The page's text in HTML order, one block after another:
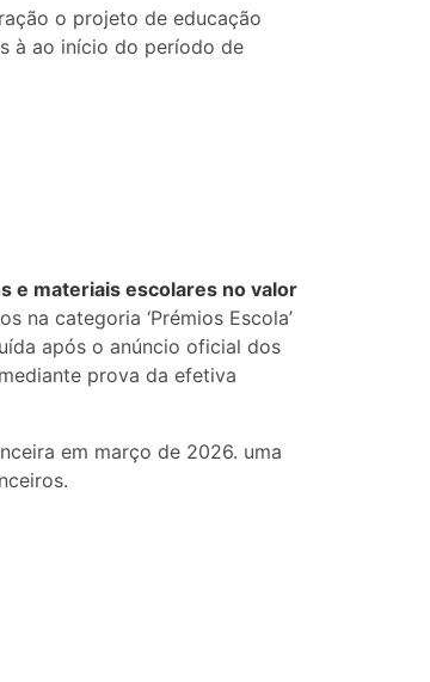
o projeto de educação
à ao início do período de
e materiais escolares no valor
na categoria ‘Prémios Escola’
após o anúncio oficial dos
prova da efetiva
em março de 2026. uma